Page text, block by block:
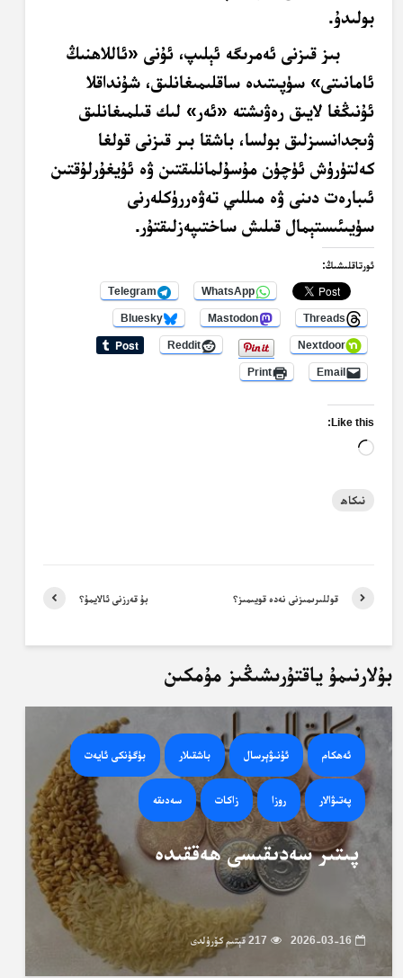
بولىدۇ.
بىز قىزنى ئەمرىگە ئېلىپ، ئۇنى «ئاللاھنىڭ
ئامانىتى» سۈپىتىدە ساقلىمىغانلىق، شۇنداقلا
ئۇنىڭغا لايىق رەۋىشتە «ئەر» لىك قىلمىغانلىق
ۋىجدانسىزلىق بولسا، باشقا بىر قىزنى قولغا
كەلتۈرۈش ئۈچۈن مۇسۇلمانلىقتىن ۋە ئۇيغۇرلۇقتىن
ئىبارەت دىنى ۋە مىللىي تەۋەررۈكلەرنى
سۈيىئىستېمال قىلىش ساختىپەزلىقتۇر.
ئورتاقلىشىڭ:
WhatsApp
Telegram
Threads
Mastodon
Bluesky
Nextdoor
Reddit
Email
Print
Like this:
Loading…
نىكاھ
بۇ قەرزنى ئالايمۇ؟ قوللىرىمىزنى نەدە قويىمىز؟
بۇلارنىمۇ ياقتۇرىشىڭىز مۇمكىن
ئەھكام ئۇنىۋېرسال باشقىلار بۈگۈنكى ئايەت
پەتىۋالار روزا زاكات سەدىقە
پىتىر سەدىقىسى ھەققىدە
2026-03-16 217 قېتىم كۆرۈلدى